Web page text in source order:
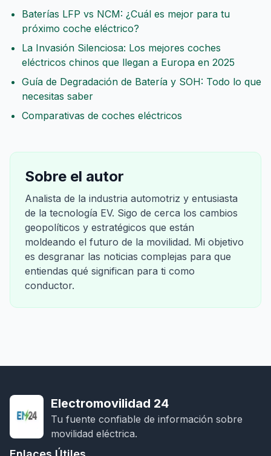
Baterías LFP vs NCM: ¿Cuál es mejor para tu
próximo coche eléctrico?
La Invasión Silenciosa: Los mejores coches
eléctricos chinos que llegan a Europa en 2025
Guía de Degradación de Batería y SOH: Todo lo que
necesitas saber
Comparativas de coches eléctricos
Sobre el autor
Analista de la industria automotriz y entusiasta
de la tecnología EV. Sigo de cerca los cambios
geopolíticos y estratégicos que están
moldeando el futuro de la movilidad. Mi objetivo
es desgranar las noticias complejas para que
entiendas qué significan para ti como
conductor.
Electromovilidad 24
Tu fuente confiable de información sobre
movilidad eléctrica.